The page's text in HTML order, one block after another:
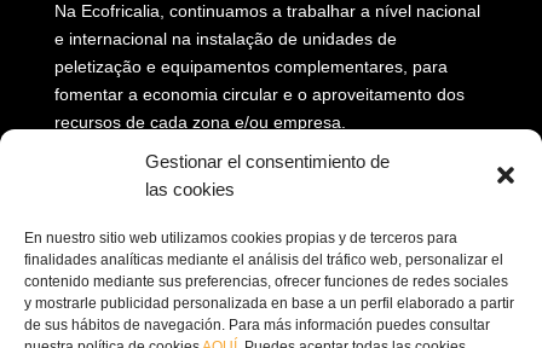
Gestionar el consentimiento de
las cookies
En nuestro sitio web utilizamos cookies propias y de terceros para
finalidades analíticas mediante el análisis del tráfico web, personalizar el
contenido mediante sus preferencias, ofrecer funciones de redes sociales
y mostrarle publicidad personalizada en base a un perfil elaborado a partir
de sus hábitos de navegación. Para más información puedes consultar
Na Ecofricalia, continuamos a trabalhar a nível nacional
e internacional na instalação de unidades de
peletização e equipamentos complementares, para
fomentar a economia circular e o aproveitamento dos
recursos de cada zona e/ou empresa.

Morada: Av. Príncipe Felipe, 98, 16660 Las
Pedroñeras, Cuenca (Espanha)